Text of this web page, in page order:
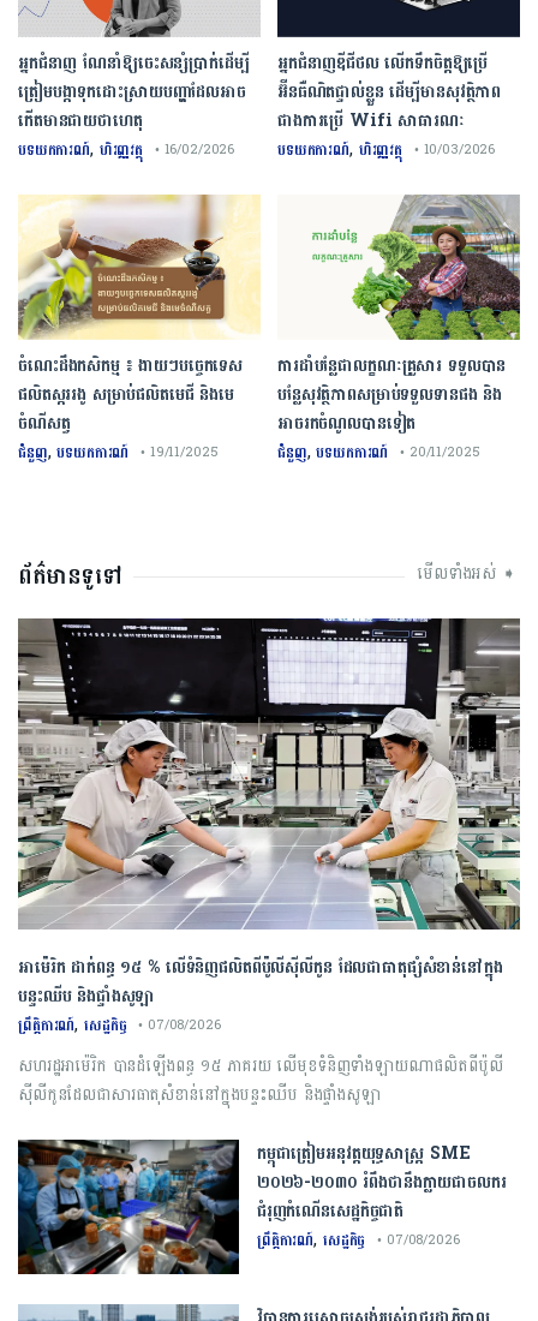
អ្នកជំនាញឌីជីថល លើកទឹកចិត្តឱ្យប្រើ
អ៊ីនធឺណិតផ្ទាល់ខ្លួន ដើម្បីមានសុវត្ថិភាព
ជាងការប្រើ Wifi​ សាធារណៈ
បទយកការណ៍, ហិរញ្ញវត្ថុ • 10/03/2026
អ្នកជំនាញ ណែនាំឱ្យចេះសន្សំប្រាក់ដើម្បី
ត្រៀមបង្កាទុកដោះស្រាយបញ្ហាដែលអាច
កើតមានជាយថាហេតុ
បទយកការណ៍, ហិរញ្ញវត្ថុ • 16/02/2026
ការដាំបន្លែជាលក្ខណៈគ្រួសារ ទទួលបាន
បន្លែសុវត្ថិភាពសម្រាប់ទទួលទានផង និង
អាចរកចំណូលបានទៀត
ជំនួញ,បទយកការណ៍ • 20/11/2025
ចំណេះដឹងកសិកម្ម ៖ ងាយៗបច្ចេកទេស
ផលិតស្កររងូ សម្រាប់ផលិតមេជី និងមេ
ចំណីសត្វ
ជំនួញ,បទយកការណ៍ • 19/11/2025
ព័ត៌មានទូទៅ មើលទាំងអស់ ➧
អាម៉េរិក ដាក់ពន្ធ ១៥ % លើទំនិញផលិតពីប៉ូលីស៊ីលីកូន ដែលជាធាតុផ្សំសំខាន់នៅក្នុង
បន្ទះឈីប និងផ្ទាំងសូឡា
ព្រឹត្តិការណ៍, សេដ្ឋកិច្ច • 07/08/2026
សហរដ្ឋអាម៉េរិក បានដំឡើងពន្ធ ១៥ ភាគរយ លើមុខទំនិញទាំងឡាយណាផលិតពីប៉ូលី
ស៊ីលីកូនដែលជាសារធាតុសំខាន់នៅក្នុងបន្ទះឈីប និងផ្ទាំងសូឡា
កម្ពុជា​ត្រៀមអនុវត្ត​យុទ្ធសាស្ត្រ​ ​SME​ ​
២០២៦​-​២០៣០​ រំពឹងថានឹងក្លាយ​ជា​ចលករ​
ជំរុញ​កំណើន​សេដ្ឋកិច្ច​ជាតិ​
ព្រឹត្តិការណ៍, សេដ្ឋកិច្ច • 07/08/2026